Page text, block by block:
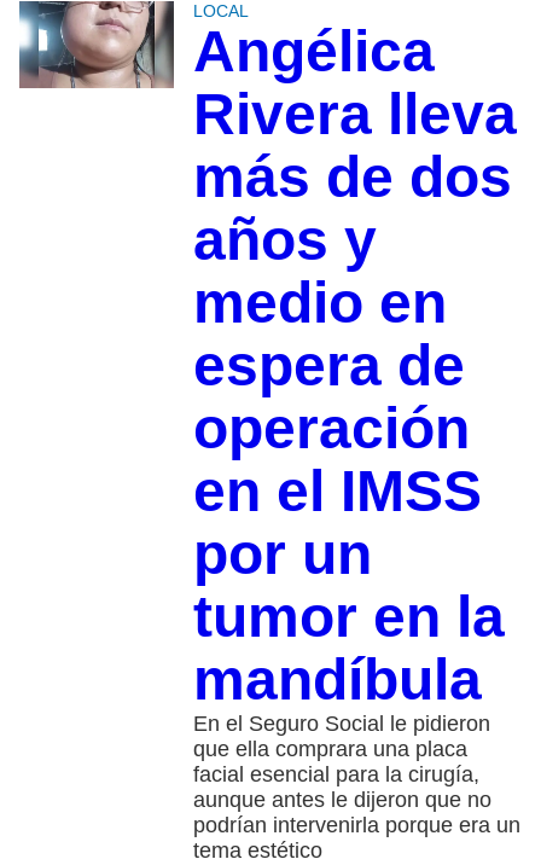
LOCAL
Angélica
Rivera lleva
más de dos
años y
medio en
espera de
operación
en el IMSS
por un
tumor en la
mandíbula
En el Seguro Social le pidieron
que ella comprara una placa
facial esencial para la cirugía,
aunque antes le dijeron que no
podrían intervenirla porque era un
tema estético